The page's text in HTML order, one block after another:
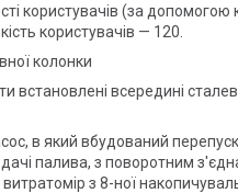
користувачів (за допомогою
користувачів — 120.
колонки
встановлені всередині
в який вбудований
палива, з поворотним
з 8-ної